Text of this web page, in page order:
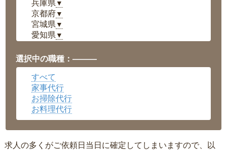
兵庫県 ▼
京都府▼
宮城県 ▼
愛知県 ▼
岡山県▼
広島県▼
沖縄県
選択中の職種：———
すべて
家事代行
お掃除代行
お料理代行
求人の多くがご依頼日当日に確定してしまいますので、以